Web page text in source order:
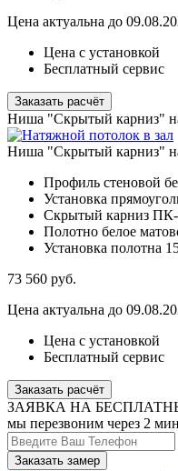
Цена актуальна до
Цена с установкой
Бесплатный сервис
Заказать расчёт
Ниша "Скрытый карниз"
Ниша "Скрытый карниз"
Профиль стеновой
Установка
Скрытый карниз
Полотно белое
Установка полотна
73 560 руб.
Цена актуальна до
Цена с установкой
Бесплатный сервис
Заказать расчёт
ЗАЯВКА НА
мы перезвоним через 2